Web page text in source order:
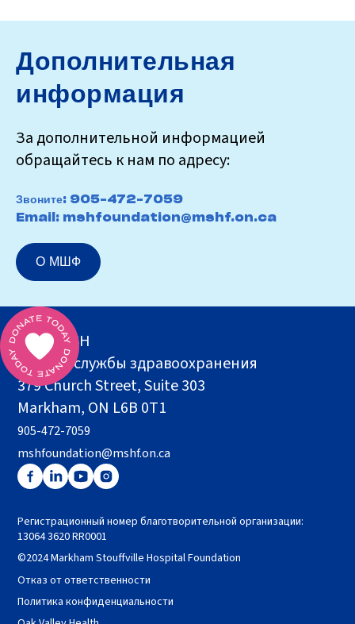
Дополнительная
информация
За дополнительной информацией
обращайтесь к нам по адресу:
Звоните: 905-472-7059
Email: mshfoundation@mshf.on.ca
О МШФ
Фонд MSH
Здание службы здравоохранения
379 Church Street, Suite 303
Markham, ON L6B 0T1
905-472-7059
mshfoundation@mshf.on.ca
Регистрационный номер благотворительной организации:
13064 3620 RR0001
©2024 Markham Stouffville Hospital Foundation
Отказ от ответственности
Политика конфиденциальности